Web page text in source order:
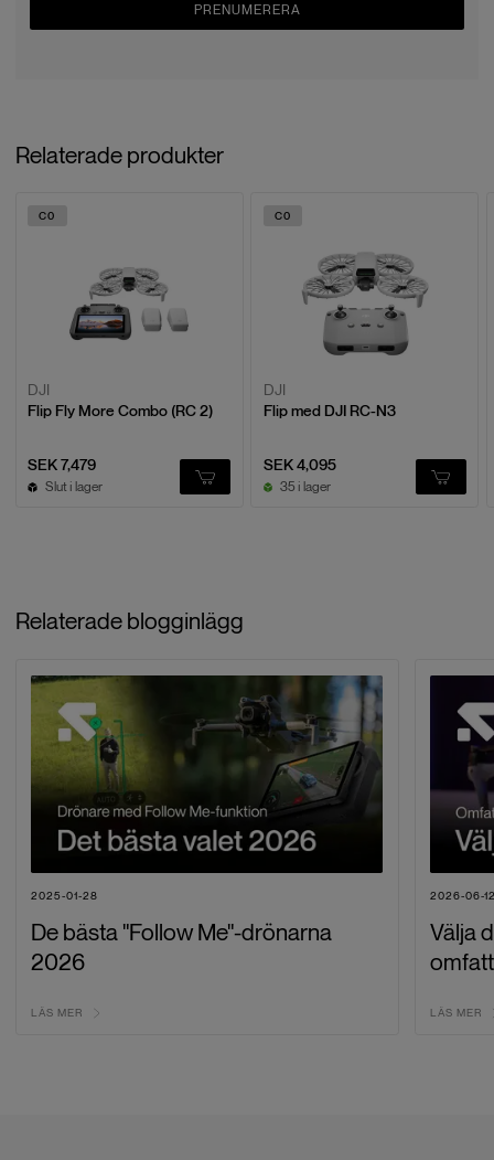
PRENUMERERA
Relaterade produkter
C0
DJI
Flip Fly More Combo (RC 2)
SEK 7,479
Slut i lager
C0
DJI
Flip med DJI RC-N3
SEK 4,095
35 i lager
Relaterade blogginlägg
2025-01-28
De bästa "Follow Me"-drönarna
2026
LÄS MER
2026-06-
Välja
LÄS MER